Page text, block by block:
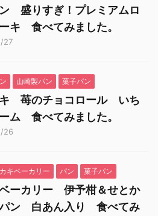
盛りすぎ！プレミアムロ
キ 食べてみました。
27
山崎製パン 菓子パン
苺のチョコロール いち
ム 食べてみました。
26
キベーカリー パン 菓子パン
ーカリー 伊予柑＆せとか
ン 白あん入り 食べてみ